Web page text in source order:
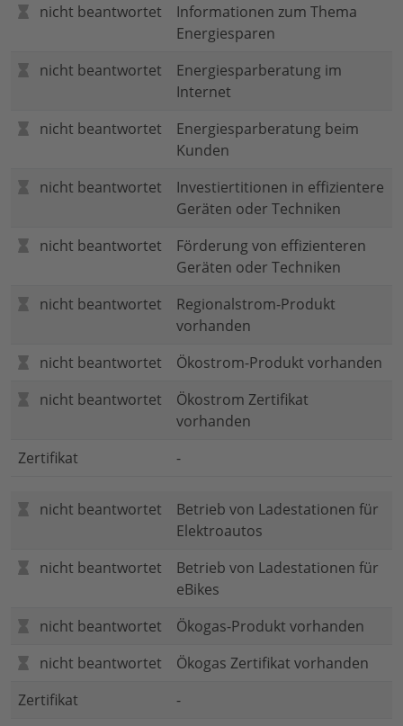
nicht beantwortet
Informationen zum Thema
Energiesparen
nicht beantwortet
Energiesparberatung im
Internet
nicht beantwortet
Energiesparberatung beim
Kunden
nicht beantwortet
Investiertitionen in effizientere
Geräten oder Techniken
nicht beantwortet
Förderung von effizienteren
Geräten oder Techniken
nicht beantwortet
Regionalstrom-Produkt
vorhanden
nicht beantwortet
Ökostrom-Produkt vorhanden
nicht beantwortet
Ökostrom Zertifikat
vorhanden
Zertifikat
-
nicht beantwortet
Betrieb von Ladestationen für
Elektroautos
nicht beantwortet
Betrieb von Ladestationen für
eBikes
nicht beantwortet
Ökogas-Produkt vorhanden
nicht beantwortet
Ökogas Zertifikat vorhanden
Zertifikat
-